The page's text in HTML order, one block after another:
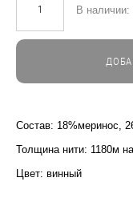
В наличии:
Состав: 18%меринос,
Толщина нити: 1180м
Цвет: винный